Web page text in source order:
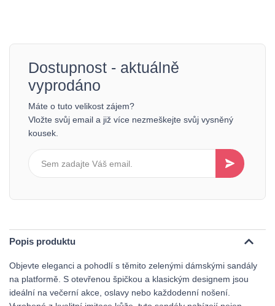
Dostupnost - aktuálně
vyprodáno
Máte o tuto velikost zájem?
Vložte svůj email a již více nezmeškejte svůj vysněný
kousek.
Popis produktu
Objevte eleganci a pohodlí s těmito zelenými dámskými sandály
na platformě. S otevřenou špičkou a klasickým designem jsou
ideální na večerní akce, oslavy nebo každodenní nošení.